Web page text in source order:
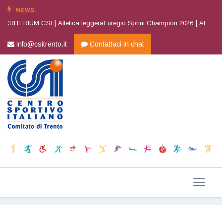
NEWS:
CSI |Atletica leggeraEuregio Sprint Champion 2026 |Atletica
info@csitrento.it Contattaci in chat